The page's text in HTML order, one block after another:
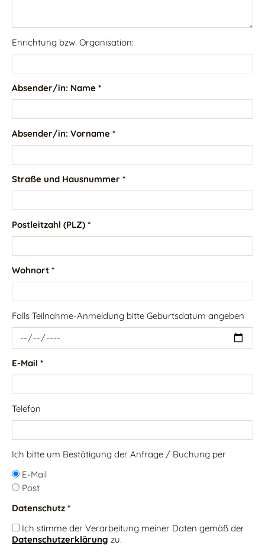
Enrichtung bzw. Organisation:
Absender/in: Name *
Absender/in: Vorname *
Straße und Hausnummer *
Postleitzahl (PLZ) *
Wohnort *
Falls Teilnahme-Anmeldung bitte Geburtsdatum angeben
E-Mail *
Telefon
Ich bitte um Bestätigung der Anfrage / Buchung per
E-Mail
Post
Datenschutz *
Ich stimme der Verarbeitung meiner Daten gemäß der
Datenschutzerklärung zu.